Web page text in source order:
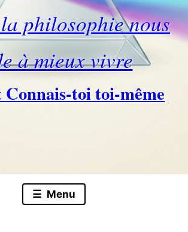
philosophie nous
à mieux vivre
toi toi-même
Menu